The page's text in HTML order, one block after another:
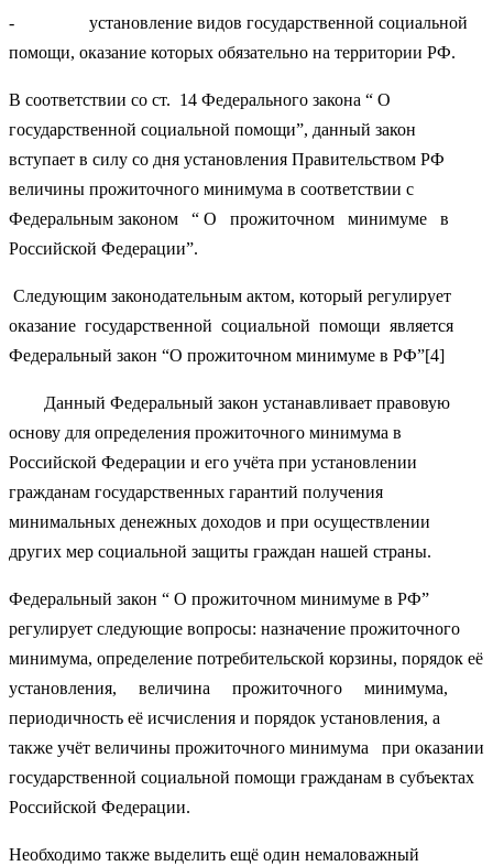
- установление видов государственной социальной
помощи, оказание которых обязательно на территории РФ.
В соответствии со ст. 14 Федерального закона “ О
государственной социальной помощи”, данный закон
вступает в силу со дня установления Правительством РФ
величины прожиточного минимума в соответствии с
Федеральным законом “ О прожиточном минимуме в
Российской Федерации”.
Следующим законодательным актом, который регулирует
оказание государственной социальной помощи является
Федеральный закон “О прожиточном минимуме в РФ”[4]
Данный Федеральный закон устанавливает правовую
основу для определения прожиточного минимума в
Российской Федерации и его учёта при установлении
гражданам государственных гарантий получения
минимальных денежных доходов и при осуществлении
других мер социальной защиты граждан нашей страны.
Федеральный закон “ О прожиточном минимуме в РФ”
регулирует следующие вопросы: назначение прожиточного
минимума, определение потребительской корзины, порядок её
установления, величина прожиточного минимума,
периодичность её исчисления и порядок установления, а
также учёт величины прожиточного минимума при оказании
государственной социальной помощи гражданам в субъектах
Российской Федерации.
Необходимо также выделить ещё один немаловажный